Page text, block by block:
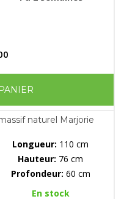
naturel Marjorie
Longueur: 110 cm
Hauteur: 76 cm
Profondeur: 60 cm
En stock